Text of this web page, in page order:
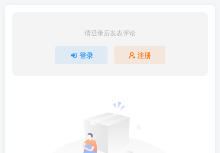
请登录后发表评论
登录 注册